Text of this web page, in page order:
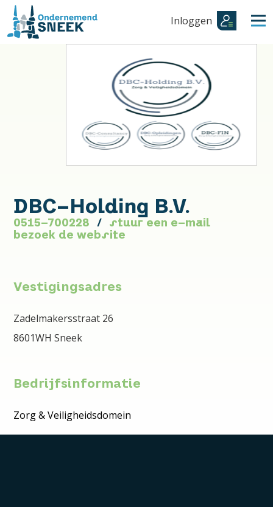
Inloggen
DBC-Holding B.V.
0515-700228
stuur een e-mail
bezoek de website
Vestigingsadres
Zadelmakersstraat 26
8601WH Sneek
Bedrijfsinformatie
Zorg & Veiligheidsdomein